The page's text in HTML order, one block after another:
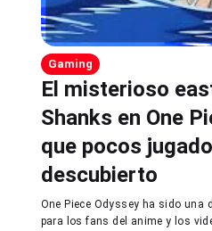
Gaming
El misterioso
Shanks en One
que pocos
descubierto
One Piece Odyssey ha sido una
para los fans del anime y los